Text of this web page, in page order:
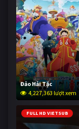
Đảo Hải Tặc
4,227,363 lượt xem
FULL HD VIETSUB